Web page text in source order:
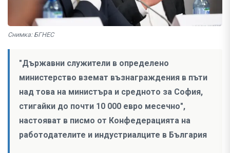
Снимка: БГНЕС
"Държавни служители в определено
министерство вземат възнаграждения в пъти
над това на министъра и средното за София,
стигайки до почти 10 000 евро месечно",
настояват в писмо от Конфедерацията на
работодателите и индустриалците в България